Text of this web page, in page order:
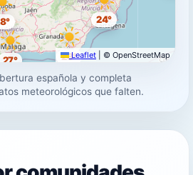
27°
24°
28°Leaflet © OpenStreetMap
española y completa
meteorológicos que falten.